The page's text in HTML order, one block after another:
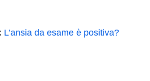
L’ansia da esame è positiva?